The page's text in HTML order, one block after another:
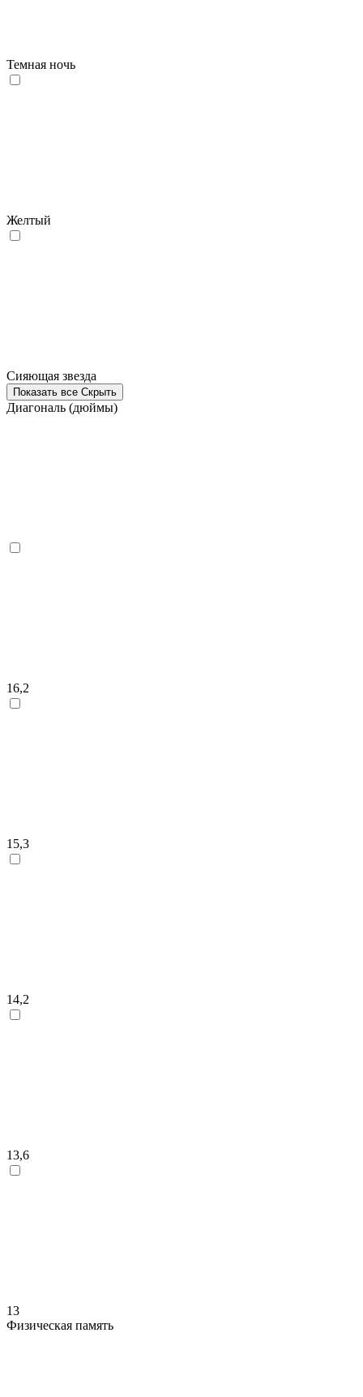
Темная ночь
Желтый
Сияющая звезда
Показать все Скрыть
Диагональ (дюймы)
16,2
15,3
14,2
13,6
13
Физическая память